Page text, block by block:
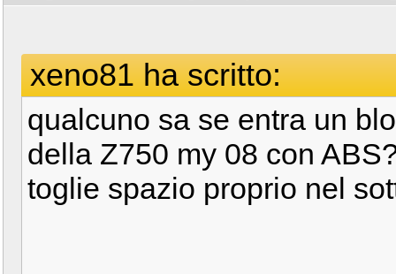
xeno81 ha scritto:
qualcuno sa se entra un
della Z750 my 08 con
toglie spazio proprio nel